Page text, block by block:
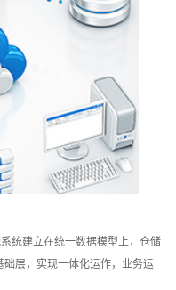
统建立在统一数据模型上，仓储
层，实现一体化运作，业务运